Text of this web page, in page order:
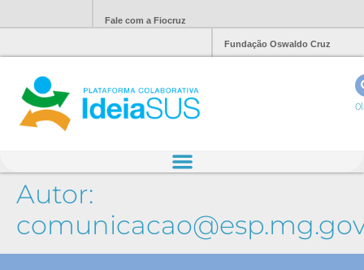
Fale com a Fiocruz
Fundação Oswaldo Cruz
Autor: